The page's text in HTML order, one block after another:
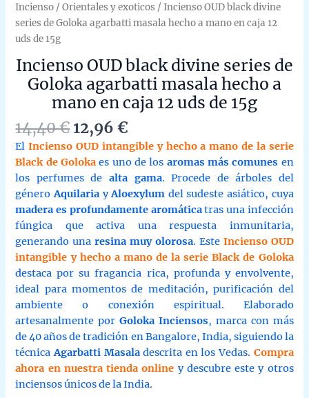
Incienso /Orientales y exoticos / Incienso OUD black divine
series de Goloka agarbatti masala hecho a mano en caja 12
uds de 15g
Incienso OUD black divine series de
Goloka agarbatti masala hecho a
mano en caja 12 uds de 15g
14,40€Original
price
was:
14,40 €.
12,96€
price
is:
12,96 €.
ElIncienso OUD intangible y hecho a mano de la serie
Black de Goloka es uno de los aromas más comunes en
los perfumes de alta gama. Procede de árboles del
géneroAquilaria yAloexylum del sudeste asiático, cuya
madera es profundamente aromáticatras una infección
fúngica que activa una respuesta inmunitaria,
generando unaresina muy olorosa. Este Incienso OUD
intangible y hecho a mano de la serie Black de Goloka
destaca por su fragancia rica, profunda y envolvente,
ideal para momentos de meditación, purificación del
ambiente o conexión espiritual. Elaborado
artesanalmente porGoloka Inciensos, marca con más
de 40 años de tradición en Bangalore, India, siguiendo la
técnicaAgarbatti Masaladescrita en los Vedas. Compra
ahora en nuestra tienda online y descubre este y otros
inciensos únicos de la India.